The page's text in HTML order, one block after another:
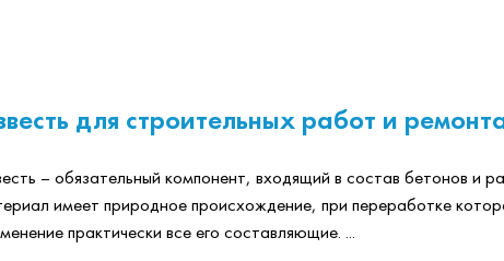
для строительных работ и
– обязательный компонент, входящий в состав бетонов и
имеет природное происхождение, при переработке
практически все его составляющие. ...